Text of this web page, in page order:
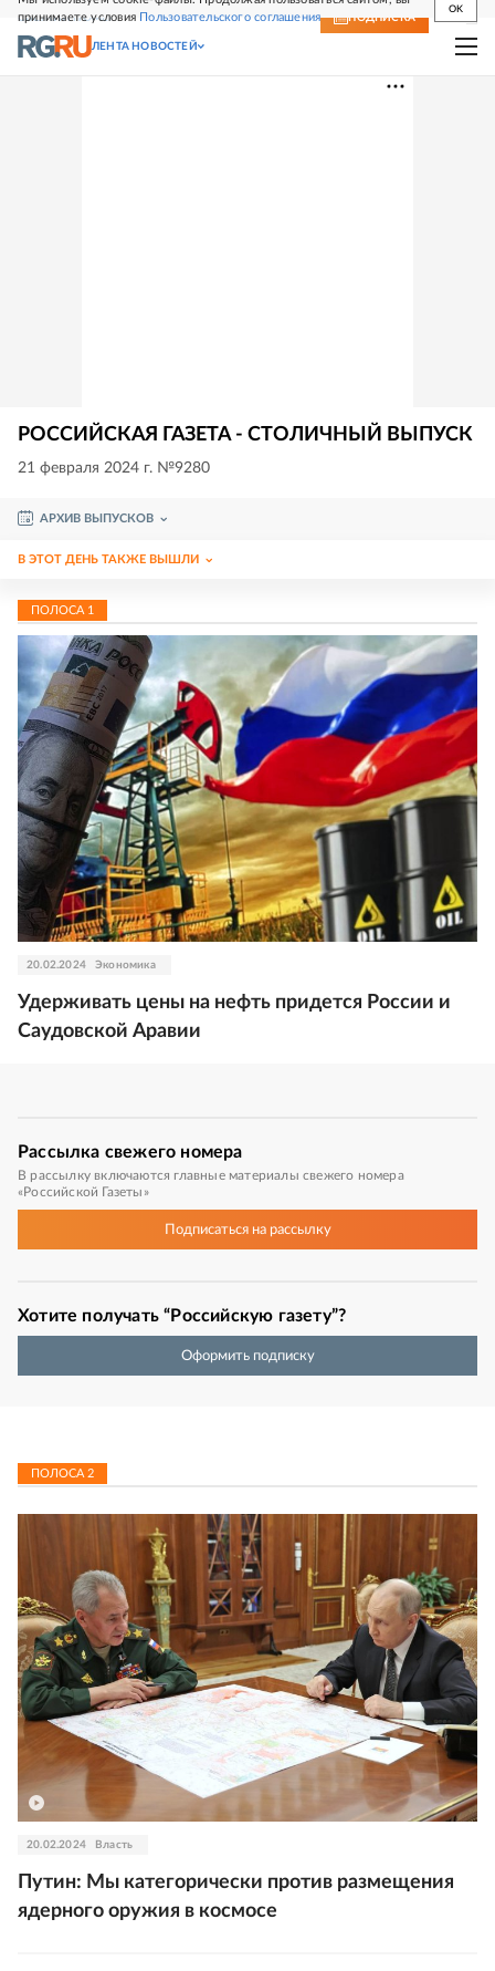
принимаете условия Пользовательского соглашения
OK
СВЕЖИЙ НОМЕР ПОДПИСКА
ЛЕНТА НОВОСТЕЙ
РОССИЙСКАЯ ГАЗЕТА - СТОЛИЧНЫЙ ВЫПУСК
21 февраля 2024 г. №9280
АРХИВ ВЫПУСКОВ
В ЭТОТ ДЕНЬ ТАКЖЕ ВЫШЛИ
ПОЛОСА 1
20.02.2024 Экономика
Удерживать цены на нефть придется России и
Саудовской Аравии
Рассылка свежего номера
В рассылку включаются главные материалы свежего номера
«Российской Газеты»
Подписатьсяна рассылку
Хотите получать “Российскую газету”?
Оформить подписку
ПОЛОСА2
20.02.2024 Власть
Путин: Мы категорически против размещения
ядерного оружия в космосе